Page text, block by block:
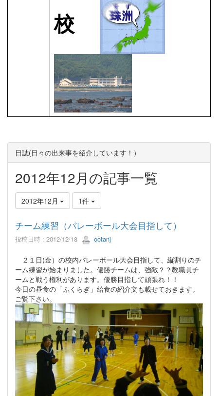
校
日誌(日々の出来事を紹介しています！）
2012年12月の記事一覧
2012年12月 1件
チーム練習（バレーボール大会目指して）
投稿日時 : 2012/12/18 ootanj
２１日(金）の校内バレーボール大会目指して、縦割りのチ
ーム練習が始まりました。優勝チームは、強敵？？教職員チ
ームと戦う権利があります。優勝目指して頑張れ！！
今日の昼食の「ふくらぎ」給食の紹介文も載せておきます。
ご覧下さい。